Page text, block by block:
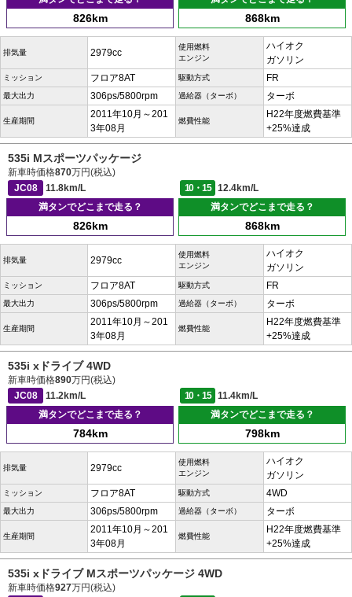
826km 868km
排気量 2979cc
使用燃料
エンジン
ハイオク
ガソリン
ミッション フロア8AT 駆動方式 FR
最大出力 306ps/5800rpm 過給器（ターボ） ターボ
生産期間
2011年10月～201
3年08月
燃費性能
H22年度燃費基準
+25%達成
535i Mスポーツパッケージ
新車時価格870万円(税込)
JC08
11.8km/L 10・15
12.4km/L
満タンでどこまで走る？
826km
満タンでどこまで走る？
868km
排気量 2979cc
使用燃料
エンジン
ハイオク
ガソリン
ミッション フロア8AT 駆動方式 FR
最大出力 306ps/5800rpm 過給器（ターボ） ターボ
生産期間
2011年10月～201
3年08月
燃費性能
H22年度燃費基準
+25%達成
535i xドライブ 4WD
新車時価格890万円(税込)
JC08
11.2km/L 10・15
11.4km/L
満タンでどこまで走る？
784km
満タンでどこまで走る？
798km
排気量 2979cc
使用燃料
エンジン
ハイオク
ガソリン
ミッション フロア8AT 駆動方式 4WD
最大出力 306ps/5800rpm 過給器（ターボ） ターボ
生産期間
2011年10月～201
3年08月
燃費性能
H22年度燃費基準
+25%達成
535i xドライブ Mスポーツパッケージ 4WD
新車時価格927万円(税込)